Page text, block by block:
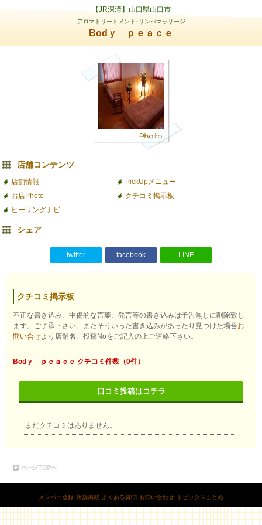
【JR深溝】山口県山口市
アロマトリートメント･リンパマッサージ
Bodｙ ｐｅａｃｅ
店舗コンテンツ
店舗情報
PickUpメニュー
お店Photo
クチコミ掲示板
ヒーリングナビ
シェア
twitter facebook LINE
クチコミ掲示板
不正な書き込み、中傷的な言葉、発言等の書き込みは予告無しに削除致し
ます。ご了承下さい。またそういった書き込みがあったり見つけた場合お
問い合せより店舗名、投稿Noをご記入の上ご連絡下さい。
Bodｙ ｐｅａｃｅ クチコミ件数（0件）
口コミ投稿はコチラ
まだクチコミはありません。
メンバー登録 店舗掲載 よくある質問 お問い合わせ トピックスまとめ